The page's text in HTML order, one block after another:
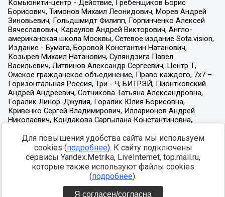
Для повышения удобства сайта мы используем
cookies (подробнее). К сайту подключены
сервисы Yandex.Metrika, LiveInternet, top.mail.ru,
которые также используют файлы cookies
(подробнее).
Я согласен/согласна